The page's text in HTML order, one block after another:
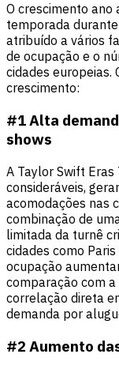
O crescimento ano
temporada
atribuído a vários
de ocupação e o
cidades europeias.
crescimento:
#1 Alta
shows
A Taylor Swift
consideráveis,
acomodações nas
combinação de
limitada da turnê
cidades como
ocupação
comparação com
correlação direta
demanda por
#2 Aumento